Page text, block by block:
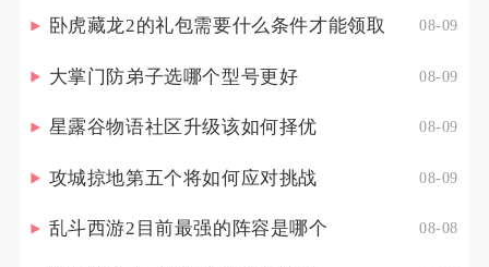
卧虎藏龙2的礼包需要什么条件才能领取 08-09
大掌门防弟子选哪个型号更好 08-09
星露谷物语社区升级该如何择优 08-09
攻城掠地第五个将如何应对挑战 08-09
乱斗西游2目前最强的阵容是哪个 08-08